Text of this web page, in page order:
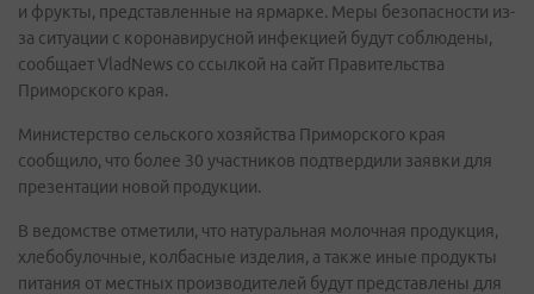
и фрукты, представленные на ярмарке. Меры безопасности из-
за ситуации с коронавирусной инфекцией будут соблюдены,
сообщает VladNews со ссылкой на сайт Правительства
Приморского края.
Министерство сельского хозяйства Приморского края
сообщило, что более 30 участников подтвердили заявки для
презентации новой продукции.
В ведомстве отметили, что натуральная молочная продукция,
хлебобулочные, колбасные изделия, а также иные продукты
питания от местных производителей будут представлены для